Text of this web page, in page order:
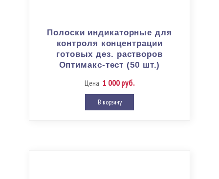
Полоски индикаторные для
контроля концентрации
готовых дез. растворов
Оптимакс-тест (50 шт.)
Цена 1 000 руб.
В корзину